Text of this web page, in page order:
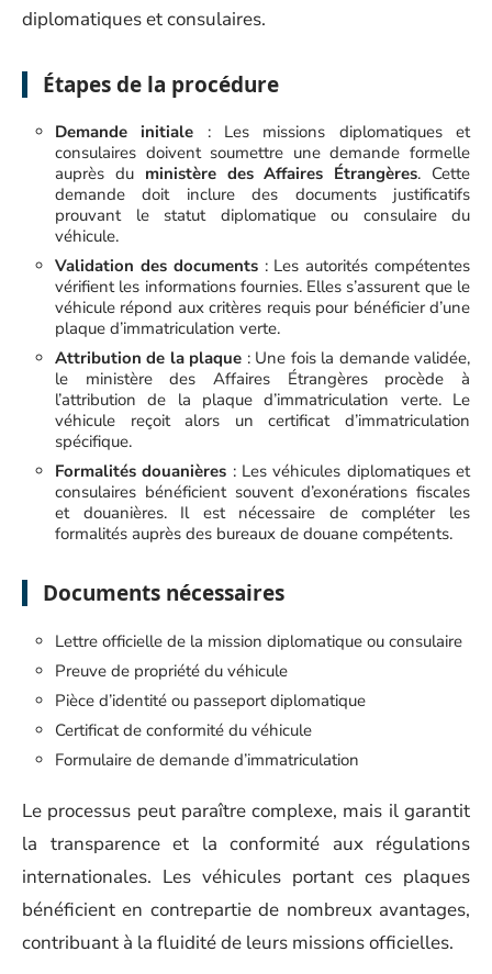
diplomatiques et consulaires.
Étapes de la procédure
Demande initiale : Les missions diplomatiques et
consulaires doivent soumettre une demande formelle
auprès du ministère des Affaires Étrangères. Cette
demande doit inclure des documents justificatifs
prouvant le statut diplomatique ou consulaire du
véhicule.
Validation des documents: Les autorités compétentes
vérifient les informations fournies. Elles s’assurent que le
véhicule répond aux critères requis pour bénéficier d’une
plaque d’immatriculation verte.
Attribution de la plaque : Une fois la demande validée,
le ministère des Affaires Étrangères procède à
l’attribution de la plaque d’immatriculation verte. Le
véhicule reçoit alors un certificat d’immatriculation
spécifique.
Formalités douanières : Les véhicules diplomatiques et
consulaires bénéficient souvent d’exonérations fiscales
et douanières. Il est nécessaire de compléter les
formalités auprès des bureaux de douane compétents.
Documents nécessaires
Lettre officielle de la mission diplomatique ou consulaire
Preuve de propriété du véhicule
Pièce d’identité ou passeport diplomatique
Certificat de conformité du véhicule
Formulaire de demande d’immatriculation
Le processus peut paraître complexe, mais il garantit
la transparence et la conformité aux régulations
internationales. Les véhicules portant ces plaques
bénéficient en contrepartie de nombreux avantages,
contribuant à la fluidité de leurs missions officielles.